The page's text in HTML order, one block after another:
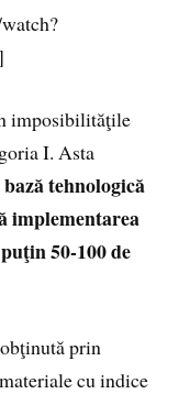
imposibilităţile
I. Asta
tehnologică
implementarea
50-100 de
prin
cu indice